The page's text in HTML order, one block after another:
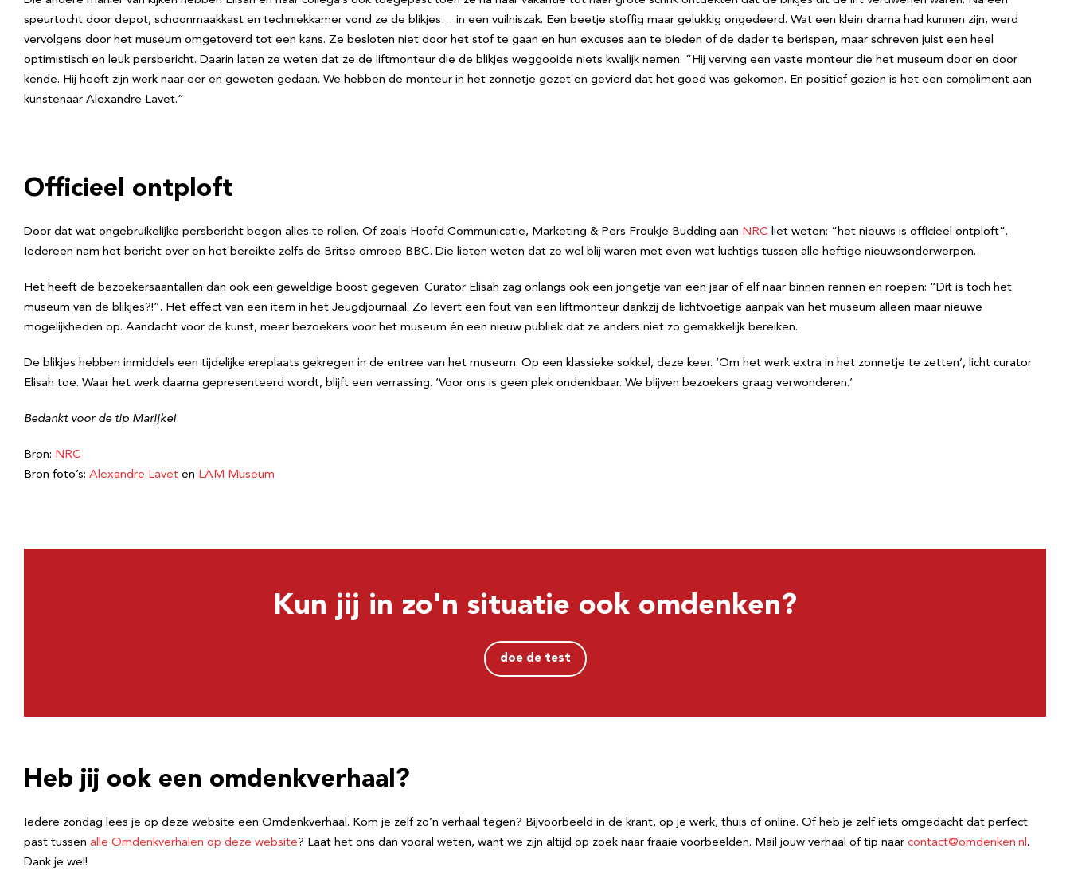
speurtocht door depot, schoonmaakkast en techniekkamer vond ze de blikjes… in een vuilniszak. Een beetje stoffig maar gelukkig ongedeerd. Wat een klein drama had kunnen zijn, werd
vervolgens door het museum omgetoverd tot een kans. Ze besloten niet door het stof te gaan en hun excuses aan te bieden of de dader te berispen, maar schreven juist een heel
optimistisch en leuk persbericht. Daarin laten ze weten dat ze de liftmonteur die de blikjes weggooide niets kwalijk nemen. “Hij verving een vaste monteur die het museum door en door
kende. Hij heeft zijn werk naar eer en geweten gedaan. We hebben de monteur in het zonnetje gezet en gevierd dat het goed was gekomen. En positief gezien is het een compliment aan
kunstenaar Alexandre Lavet.”
Officieel ontploft
Door dat wat ongebruikelijke persbericht begon alles te rollen. Of zoals Hoofd Communicatie, Marketing & Pers Froukje Budding aan NRC liet weten: “het nieuws is officieel ontploft”.
Iedereen nam het bericht over en het bereikte zelfs de Britse omroep BBC. Die lieten weten dat ze wel blij waren met even wat luchtigs tussen alle heftige nieuwsonderwerpen.
Het heeft de bezoekersaantallen dan ook een geweldige boost gegeven. Curator Elisah zag onlangs ook een jongetje van een jaar of elf naar binnen rennen en roepen: “Dit is toch het
museum van de blikjes?!”. Het effect van een item in het Jeugdjournaal. Zo levert een fout van een liftmonteur dankzij de lichtvoetige aanpak van het museum alleen maar nieuwe
mogelijkheden op. Aandacht voor de kunst, meer bezoekers voor het museum én een nieuw publiek dat ze anders niet zo gemakkelijk bereiken.
De blikjes hebben inmiddels een tijdelijke ereplaats gekregen in de entree van het museum. Op een klassieke sokkel, deze keer. ‘Om het werk extra in het zonnetje te zetten’, licht curator
Elisah toe. Waar het werk daarna gepresenteerd wordt, blijft een verrassing. ‘Voor ons is geen plek ondenkbaar. We blijven bezoekers graag verwonderen.’
Bedankt voor de tip Marijke!
Bron: NRC
Bron foto’s: Alexandre Lavet en LAM Museum
Kun jij in zo'n situatie ook omdenken?
doe de test
Heb jij ook een omdenkverhaal?
Iedere zondag lees je op deze website een Omdenkverhaal. Kom je zelf zo’n verhaal tegen? Bijvoorbeeld in de krant, op je werk, thuis of online. Of heb je zelf iets omgedacht dat perfect
past tussen alle Omdenkverhalen op deze website? Laat het ons dan vooral weten, want we zijn altijd op zoek naar fraaie voorbeelden. Mail jouw verhaal of tip naar contact@omdenken.nl.
Dank je wel!